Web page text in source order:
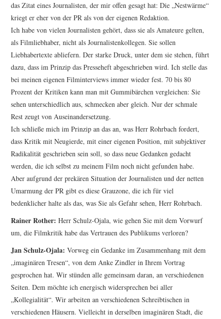
das Zitat eines Journalisten, der mir offen gesagt hat: Die „Nestwärme“
kriegt er eher von der PR als von der eigenen Redaktion.
Ich habe von vielen Journalisten gehört, dass sie als Amateure gelten,
als Filmliebhaber, nicht als Journalistenkollegen. Sie sollen
Liebhabertexte abliefern. Der starke Druck, unter dem sie stehen, führt
dazu, dass im Prinzip das Presseheft abgeschrieben wird. Ich stelle das
bei meinen eigenen Filminterviews immer wieder fest. 70 bis 80
Prozent der Kritiken kann man mit Gummibärchen vergleichen: Sie
sehen unterschiedlich aus, schmecken aber gleich. Nur der schmale
Rest zeugt von Auseinandersetzung.
Ich schließe mich im Prinzip an das an, was Herr Rohrbach fordert,
dass Kritik mit Neugierde, mit einer eigenen Position, mit subjektiver
Radikalität geschrieben sein soll, so dass neue Gedanken gedacht
werden, die ich selbst zu meinem Film noch nicht gefunden habe.
Aber aufgrund der prekären Situation der Journalisten und der netten
Umarmung der PR gibt es diese Grauzone, die ich für viel
bedenklicher halte als das, was Sie als Gefahr sehen, Herr Rohrbach.
Rainer Rother: Herr Schulz-Ojala, wie gehen Sie mit dem Vorwurf
um, die Filmkritik habe das Vertrauen des Publikums verloren?
Jan Schulz-Ojala: Vorweg ein Gedanke im Zusammenhang mit dem
„imaginären Tresen“, von dem Anke Zindler in Ihrem Vortrag
gesprochen hat. Wir stünden alle gemeinsam daran, an verschiedenen
Seiten. Dem möchte ich energisch widersprechen bei aller
„Kollegialität“. Wir arbeiten an verschiedenen Schreibtischen in
verschiedenen Häusern. Vielleicht in derselben imaginären Stadt, die